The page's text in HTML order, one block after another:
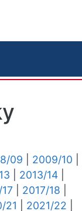
09 2009/10
2013/14
2017/18
21 2021/22